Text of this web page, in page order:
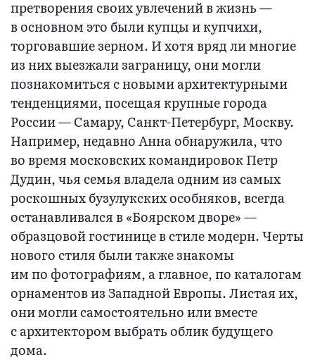
претворения своих увлечений в жизнь —
в основном это были купцы и купчихи,
торговавшие зерном. И хотя вряд ли многие
из них выезжали заграницу, они могли
познакомиться с новыми архитектурными
тенденциями, посещая крупные города
России — Самару, Санкт-Петербург, Москву.
Например, недавно Анна обнаружила, что
во время московских командировок Петр
Дудин, чья семья владела одним из самых
роскошных бузулукских особняков, всегда
останавливался в «Боярском дворе» —
образцовой гостинице в стиле модерн. Черты
нового стиля были также знакомы
им по фотографиям, а главное, по каталогам
орнаментов из Западной Европы. Листая их,
они могли самостоятельно или вместе
с архитектором выбрать облик будущего
дома.